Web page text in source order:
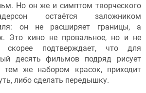
Но он же и симптом творческого
остаётся заложником
он не расширяет границы, а
Это кино не провальное, но и не
скорее подтверждает, что для
десять фильмов подряд рисует
тем же набором красок, приходит
либо сделать передышку.